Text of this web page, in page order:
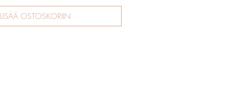
LISÄÄ OSTOSKORIIN